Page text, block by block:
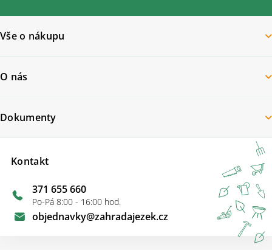
Vše o nákupu
O nás
Kontakt
objednavky@zahradajezek.cz
371 655 660
Po-Pá 8:00 - 16:00 hod.
Dokumenty